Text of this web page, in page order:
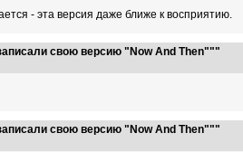
- эта версия даже ближе к восприятию.
свою версию "Now And Then"""
свою версию "Now And Then"""